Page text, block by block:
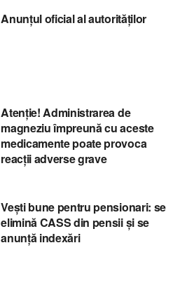
Anunțul oficial al autorităților
Atenție! Administrarea de
magneziu împreună cu aceste
medicamente poate provoca
reacții adverse grave
Vești bune pentru pensionari: se
elimină CASS din pensii și se
anunță indexări